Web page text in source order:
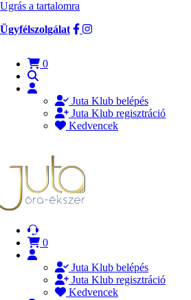
Ugrás a tartalomra
Ügyfélszolgálat
0
Juta Klub belépés
Juta Klub regisztráció
Kedvencek
0
Juta Klub belépés
Juta Klub regisztráció
Kedvencek